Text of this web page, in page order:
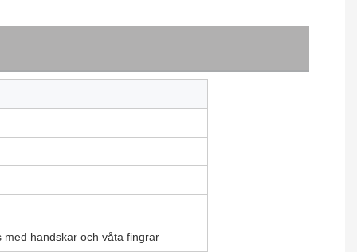
handskar och våta fingrar